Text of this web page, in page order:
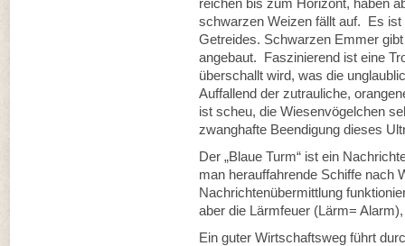
reichen bis zum Horizont, haben
schwarzen Weizen fällt auf. Es
Getreides. Schwarzen Emmer
angebaut. Faszinierend ist eine
überschallt wird, was die
Auffallend der zutrauliche,
ist scheu, die Wiesenvögelchen
zwanghafte Beendigung dieses
Der „Blaue Turm“ ist ein
man herauffahrende Schiffe nach
Nachrichtenübermittlung
aber die Lärmfeuer (Lärm=
Ein guter Wirtschaftsweg führt